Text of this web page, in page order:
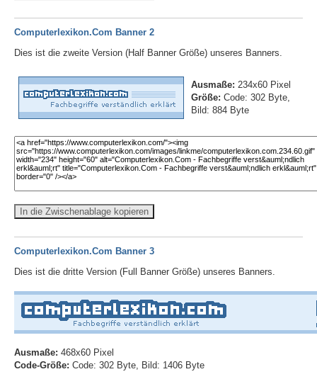
Computerlexikon.Com Banner 2
Dies ist die zweite Version (Half Banner Größe) unseres Banners.
Ausmaße: 234x60 Pixel
Größe: Code: 302 Byte,
Bild: 884 Byte
In die Zwischenablage kopieren
Computerlexikon.Com Banner 3
Dies ist die dritte Version (Full Banner Größe) unseres Banners.
Ausmaße: 468x60 Pixel
Code-Größe: Code: 302 Byte, Bild: 1406 Byte